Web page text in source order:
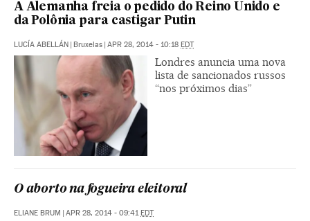
A Alemanha freia o pedido do Reino Unido e
da Polônia para castigar Putin
LUCÍA ABELLÁN | Bruxelas | APR 28, 2014 - 10:18 EDT
Londres anuncia uma nova
lista de sancionados russos
“nos próximos dias”
O aborto na fogueira eleitoral
ELIANE BRUM | APR 28, 2014 - 09:41EDT